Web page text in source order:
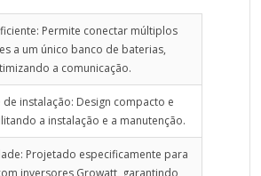
solares, sistemas de armazenamento
componentes para sistemas
tanto a clientes residenciais
de Comunicação para Bateria
RS/485 com 8 portas
Permite conectar múltiplos
a um único banco de baterias,
a comunicação.
de instalação: Design compacto e
a instalação e a manutenção.
Projetado especificamente para
inversores Growatt, garantindo